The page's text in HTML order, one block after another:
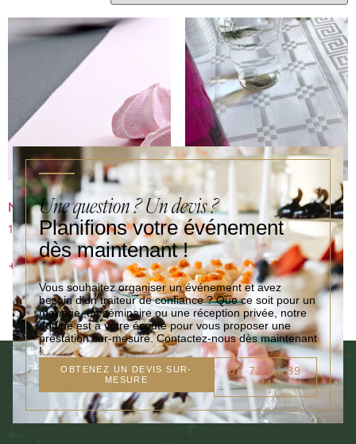
Nappe aspect tissée 1m
1,40€ – 70,00€
+
Nappe damassée jetable
1m
0,60€ – 39,80€
+
Une question ? Un devis ?
Planifions votre événement
dès maintenant !
Vous souhaitez organiser un événement et avez
besoin d’un traiteur de confiance ? Que ce soit pour un
mariage, un séminaire ou une réception privée, notre
équipe est à votre écoute pour vous proposer une
prestation sur-mesure. Contactez-nous dès maintenant
!
OBTENEZ UN DEVIS SUR-
MESURE
04 72 54 39
24